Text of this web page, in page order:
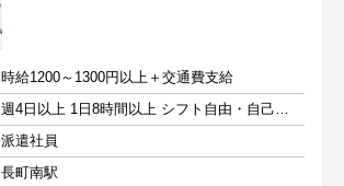
時給1200～1300円以上＋交通費支給
週4日以上 1日8時間以上 シフト自由・自己申告
派遣社員
長町南駅